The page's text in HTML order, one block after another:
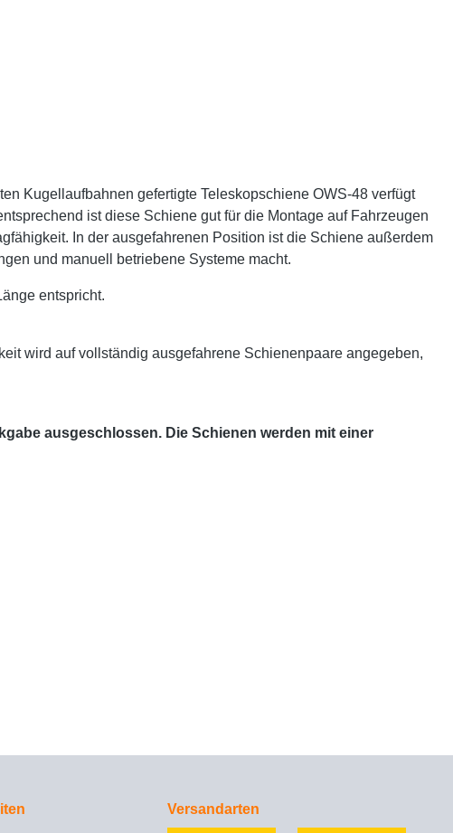
Kugellaufbahnen gefertigte Teleskopschiene OWS-48 verfügt
ist diese Schiene gut für die Montage auf Fahrzeugen
In der ausgefahrenen Position ist die Schiene außerdem
und manuell betriebene Systeme macht.
entspricht.
wird auf vollständig ausgefahrene Schienenpaare angegeben,
ausgeschlossen. Die Schienen werden mit einer
Versandarten